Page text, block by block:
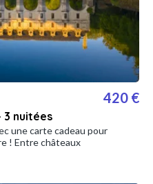
3 nuitées
420 €
une carte cadeau pour
! Entre châteaux